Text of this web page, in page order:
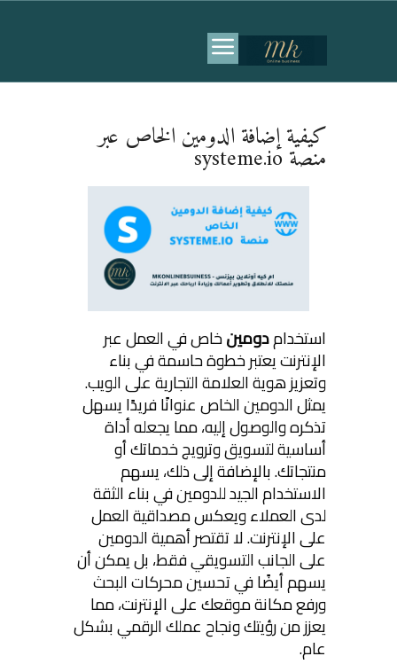
كيفية إضافة الدومين الخاص عبر
منصة systeme.io
استخدامدومينخاص في العمل عبر
الإنترنت يعتبر خطوة حاسمة في بناء
وتعزيز هوية العلامة التجارية على الويب.
يمثل الدومين الخاص عنوانًا فريدًا يسهل
تذكره والوصول إليه، مما يجعله أداة
أساسية لتسويق وترويج خدماتك أو
منتجاتك. بالإضافة إلى ذلك، يسهم
الاستخدام الجيد للدومين في بناء الثقة
لدى العملاء ويعكس مصداقية العمل
على الإنترنت. لا تقتصر أهمية الدومين
على الجانب التسويقي فقط، بل يمكن أن
يسهم أيضًا في تحسين محركات البحث
ورفع مكانة موقعك على الإنترنت، مما
يعزز من رؤيتك ونجاح عملك الرقمي بشكل
عام.